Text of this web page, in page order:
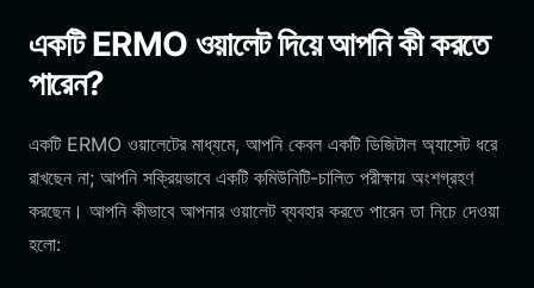
একটি ERMO ওয়ালেট দিয়ে আপনি কী করতে
পারেন?
একটি ERMO ওয়ালেটের মাধ্যমে, আপনি কেবল একটি ডিজিটাল অ্যাসেট ধরে
রাখছেন না; আপনি সক্রিয়ভাবে একটি কমিউনিটি-চালিত পরীক্ষায় অংশগ্রহণ
করছেন। আপনি কীভাবে আপনার ওয়ালেট ব্যবহার করতে পারেন তা নিচে দেওয়া
হলো: